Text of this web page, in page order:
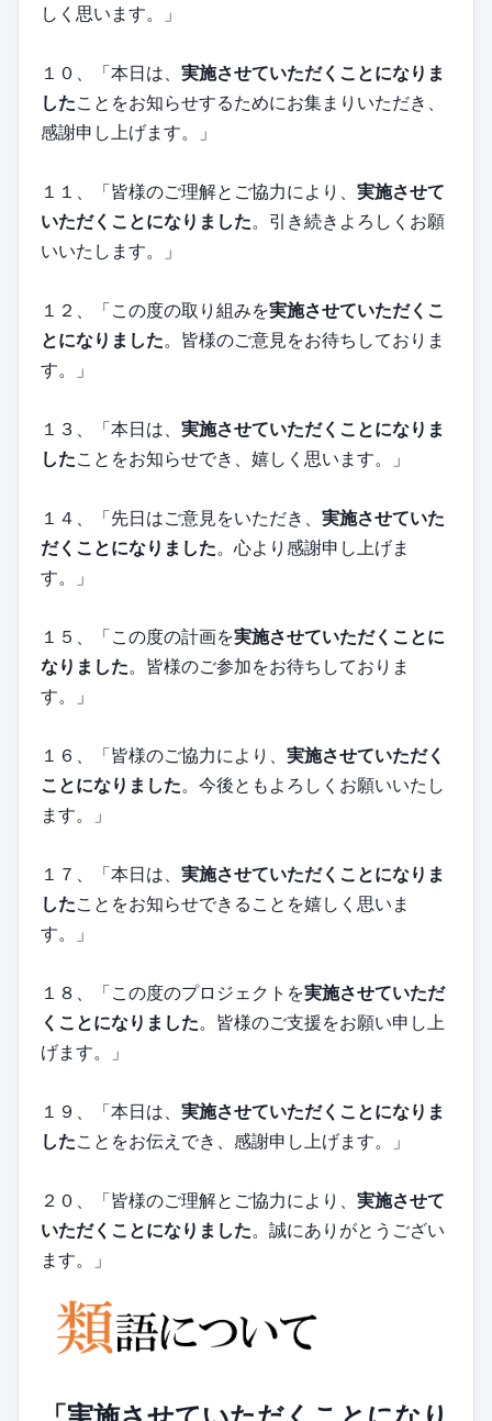
しく思います。」
１０、「本日は、 実施させていただくことになりま
したことをお知らせするためにお集まりいただき、
感謝申し上げます。」
１１、「皆様のご理解とご協力により、 実施させて
いただくことになりました。引き続きよろしくお願
いいたします。」
１２、「この度の取り組みを実施させていただくこ
とになりました。皆様のご意見をお待ちしておりま
す。」
１３、「本日は、 実施させていただくことになりま
したことをお知らせでき、嬉しく思います。」
１４、「先日はご意見をいただき、 実施させていた
だくことになりました。心より感謝申し上げま
す。」
１５、「この度の計画を実施させていただくことに
なりました。皆様のご参加をお待ちしておりま
す。」
１６、「皆様のご協力により、 実施させていただく
ことになりました。今後ともよろしくお願いいたし
ます。」
１７、「本日は、 実施させていただくことになりま
したことをお知らせできることを嬉しく思いま
す。」
１８、「この度のプロジェクトを実施させていただ
くことになりました。皆様のご支援をお願い申し上
げます。」
１９、「本日は、 実施させていただくことになりま
したことをお伝えでき、感謝申し上げます。」
２０、「皆様のご理解とご協力により、 実施させて
いただくことになりました。誠にありがとうござい
ます。」